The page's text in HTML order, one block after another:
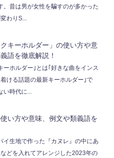
。昔は男が女性を騙すのが多かった
わりS...
クキーホルダー」の使い方や意
語を徹底解説！
ーホルダー｣とは｢好きな曲をインス
着ける話題の最新キーホルダー｣で
時代に...
使い方や意味、例文や類義語を
イ生地で作った『カヌレ』の中にあ
どを入れてアレンジした2023年の